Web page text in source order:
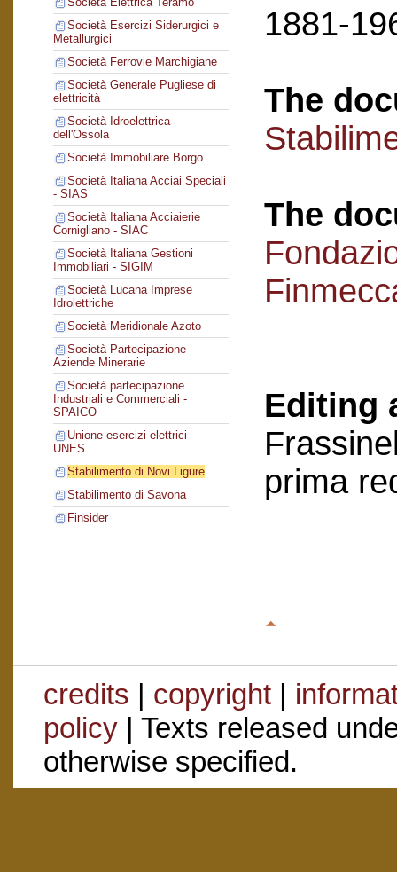
Società Esercizi Siderurgici e
Metallurgici
Società Ferrovie Marchigiane
Società Generale Pugliese di
elettricità
Società Idroelettrica
dell'Ossola
Società Immobiliare Borgo
Società Italiana Acciai Speciali
- SIAS
Società Italiana Acciaierie
Cornigliano - SIAC
Società Italiana Gestioni
Immobiliari - SIGIM
Società Lucana Imprese
Idrolettriche
Società Meridionale Azoto
Società Partecipazione
Aziende Minerarie
Società partecipazione
Industriali e Commerciali -
SPAICO
Unione esercizi elettrici -
UNES
Stabilimento di Novi Ligure
Stabilimento di Savona
Finsider
1881-
The
The
Editing
prima
credits | copyright|
policy| Texts released
otherwise specified.